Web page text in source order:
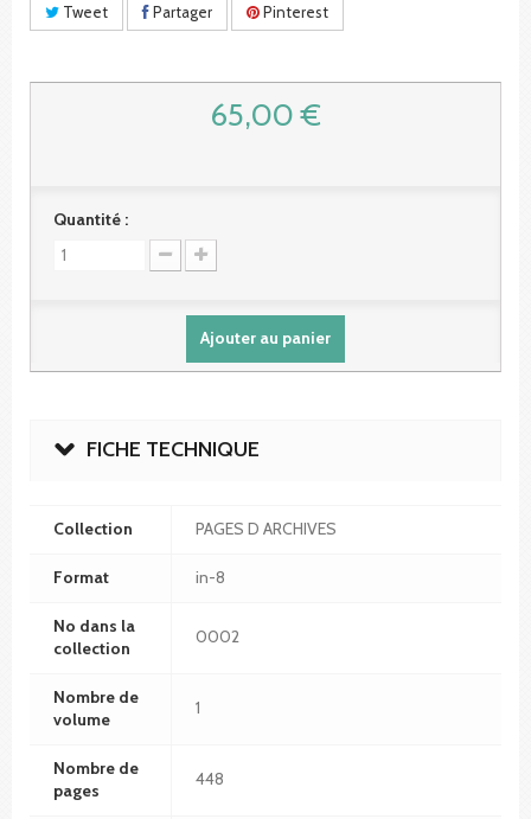
Tweet Partager Pinterest
65,00 €
Quantité :
Ajouter au panier
FICHE TECHNIQUE
Collection PAGES D ARCHIVES
Format in-8
No dans la
collection
0002
Nombre de
volume
1
Nombre de
pages
448